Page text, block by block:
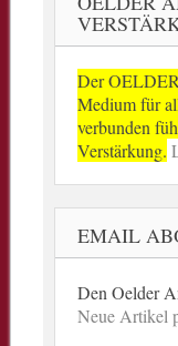
Der
Medium für
verbunden
Verstärkung.
EMAIL
Den Oelder
Neue Artikel